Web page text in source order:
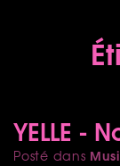
YELLE -
Posté dans